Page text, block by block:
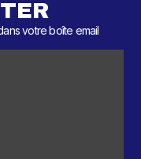
votre boîte email